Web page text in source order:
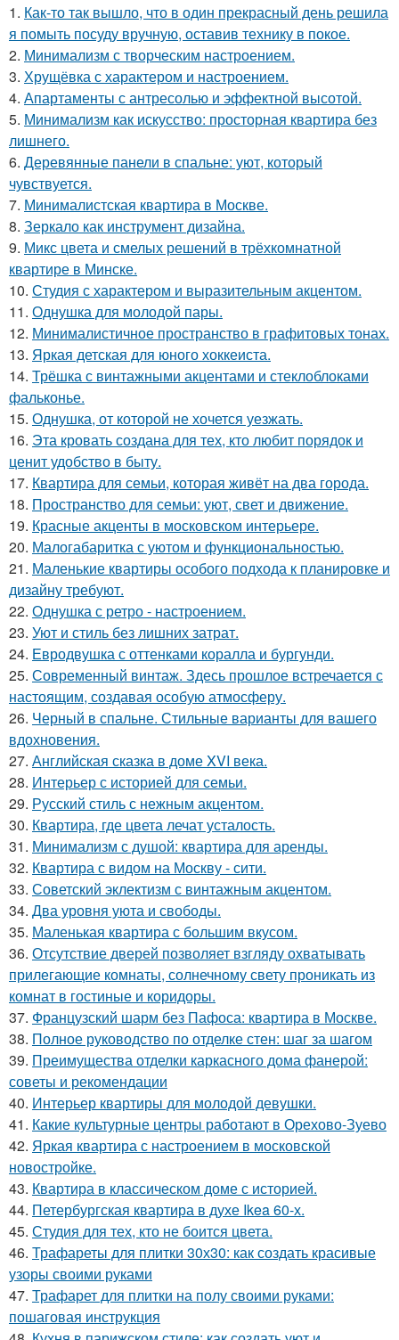
1. Как-то так вышло, что в один прекрасный день решила
я помыть посуду вручную, оставив технику в покое.
2. Минимализм с творческим настроением.
3. Хрущёвка с характером и настроением.
4. Апартаменты с антресолью и эффектной высотой.
5. Минимализм как искусство: просторная квартира без
лишнего.
6. Деревянные панели в спальне: уют, который
чувствуется.
7. Минималистская квартира в Москве.
8. Зеркало как инструмент дизайна.
9. Микс цвета и смелых решений в трёхкомнатной
квартире в Минске.
10. Студия с характером и выразительным акцентом.
11. Однушка для молодой пары.
12. Минималистичное пространство в графитовых тонах.
13. Яркая детская для юного хоккеиста.
14. Трёшка с винтажными акцентами и стеклоблоками
фальконье.
15. Однушка, от которой не хочется уезжать.
16. Эта кровать создана для тех, кто любит порядок и
ценит удобство в быту.
17. Квартира для семьи, которая живёт на два города.
18. Пространство для семьи: уют, свет и движение.
19. Красные акценты в московском интерьере.
20. Малогабаритка с уютом и функциональностью.
21. Маленькие квартиры особого подхода к планировке и
дизайну требуют.
22. Однушка с ретро - настроением.
23. Уют и стиль без лишних затрат.
24. Евродвушка с оттенками коралла и бургунди.
25. Современный винтаж. Здесь прошлое встречается с
настоящим, создавая особую атмосферу.
26. Черный в спальне. Стильные варианты для вашего
вдохновения.
27. Английская сказка в доме XVI века.
28. Интерьер с историей для семьи.
29. Русский стиль с нежным акцентом.
30. Квартира, где цвета лечат усталость.
31. Минимализм с душой: квартира для аренды.
32. Квартира с видом на Москву - сити.
33. Советский эклектизм с винтажным акцентом.
34. Два уровня уюта и свободы.
35. Маленькая квартира с большим вкусом.
36. Отсутствие дверей позволяет взгляду охватывать
прилегающие комнаты, солнечному свету проникать из
комнат в гостиные и коридоры.
37. Французский шарм без Пафоса: квартира в Москве.
38. Полное руководство по отделке стен: шаг за шагом
39. Преимущества отделки каркасного дома фанерой:
советы и рекомендации
40. Интерьер квартиры для молодой девушки.
41. Какие культурные центры работают в Орехово-Зуево
42. Яркая квартира с настроением в московской
новостройке.
43. Квартира в классическом доме с историей.
44. Петербургская квартира в духе Ikea 60-х.
45. Студия для тех, кто не боится цвета.
46. Трафареты для плитки 30х30: как создать красивые
узоры своими руками
47. Трафарет для плитки на полу своими руками:
пошаговая инструкция